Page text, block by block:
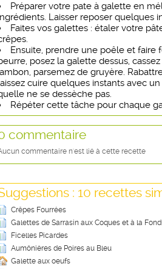
Préparer votre pate à galette en
Laisser reposer quelques
Faites vos galettes : étaler votre
Ensuite, prendre une poêle et faire
posez la galette dessus,
parsemez de gruyère.
cuire quelques instants avec
ne se dessèche pas.
Répéter cette tâche pour chaque
commentaire
commentaire n'est lié à cette recette
: 10 recettes
Crêpes Fourrées
Galettes de Sarrasin aux Coques et à la
Ficelles Picardes
Aumônières de Poires au Bleu
Galette aux oeufs